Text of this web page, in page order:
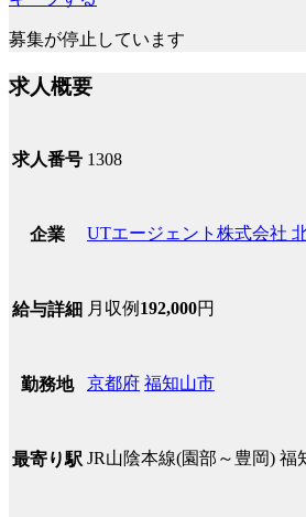
募集が停止しています
求人概要
求人番号 1308
企業 UTエージェント株式会社
給与詳細 月収例 192,000円
勤務地 京都府 福知山市
最寄り駅 JR山陰本線(園部～豊岡) 福